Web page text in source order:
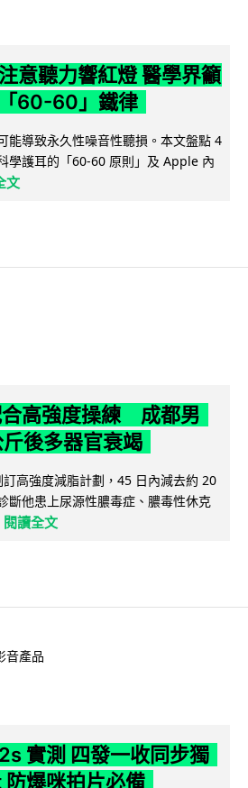
意聽力響紅燈 醫學界籲
60-60」鐵律
能導致永久性噪音性聽損。本文盤點 4
學護耳的「60-60 原則」及 Apple 內
文
合高強度操練 成都男
後多器官衰竭
高強度減脂計劃，45 日內減去約 20
斷他患上尿源性膿毒症、膿毒性休克
閱讀全文
音產品
實測 四發一收同步獨
爆咪拍片必備